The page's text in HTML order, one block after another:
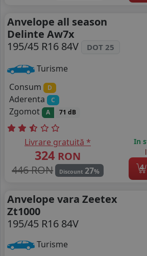
Anvelope all season
Delinte Aw7x
195/45 R16 84V
DOT 25
Turisme
Consum
D
Aderenta C
Zgomot A 71 dB
Livrare gratuită *
324 RON
446 RON
Discount 27%
In
4
Anvelope vara Zeetex
Zt1000
195/45 R16 84V
Turisme